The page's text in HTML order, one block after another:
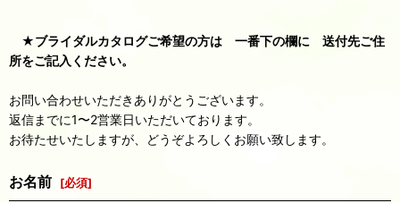
★ブライダルカタログご希望の方は 一番下の欄に 送付先ご住
所をご記入ください。
お問い合わせいただきありがとうございます。
返信までに1〜2営業日いただいております。
お待たせいたしますが、どうぞよろしくお願い致します。
お名前 [必須]